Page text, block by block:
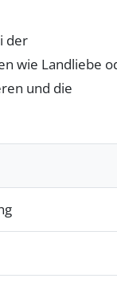
der
wie Landliebe
und die